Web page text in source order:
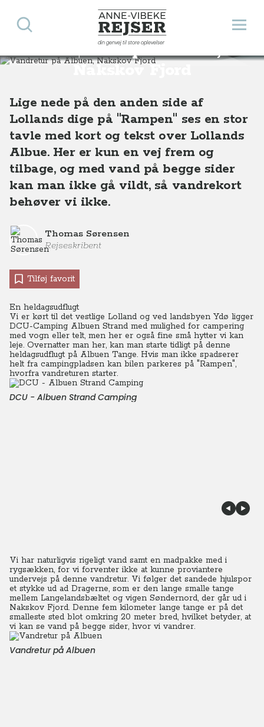
Anne-Vibeke Rejser
din genvej til store oplevelser
Åbn
Søg
Vandretur på Albuen,
Nakskov Fjord
Destinationer Europa Danmark Vandretur på Albuen, Nakskov Fjord
Lige nede på den anden side af
Lollands dige på "Rampen" ses en stor
tavle med kort og tekst over Lollands
Albue. Her er kun en vej frem og
tilbage, og med vand på begge sider
kan man ikke gå vildt, så vandrekort
behøver vi ikke.
Thomas Sørensen
Rejseskribent
Tilføj favorit
En heldagsudflugt
Vi er kørt til det vestlige Lolland og ved landsbyen Ydø ligger
DCU-Camping Albuen Strand med mulighed for campering
med vogn eller telt, men her er også fine små hytter vi kan
leje. Overnatter man her, kan man starte tidligt på denne
heldagsudflugt på Albuen Tange. Hvis man ikke spadserer
helt fra campingpladsen kan bilen parkeres på "Rampen",
hvorfra vandreturen starter.
DCU - Albuen Strand Camping
Vi har naturligvis rigeligt vand samt en madpakke med i
rygsækken, for vi forventer ikke at kunne proviantere
undervejs på denne vandretur. Vi følger det sandede hjulspor
et stykke ud ad Dragerne, som er den lange smalle tange
mellem Langelandsbæltet og vigen Søndernord, der går ud i
Nakskov Fjord. Denne fem kilometer lange tange er på det
smalleste sted blot omkring 20 meter bred, hvilket betyder, at
vi kan se vand på begge sider, hvor vi vandrer.
Vandretur på Albuen